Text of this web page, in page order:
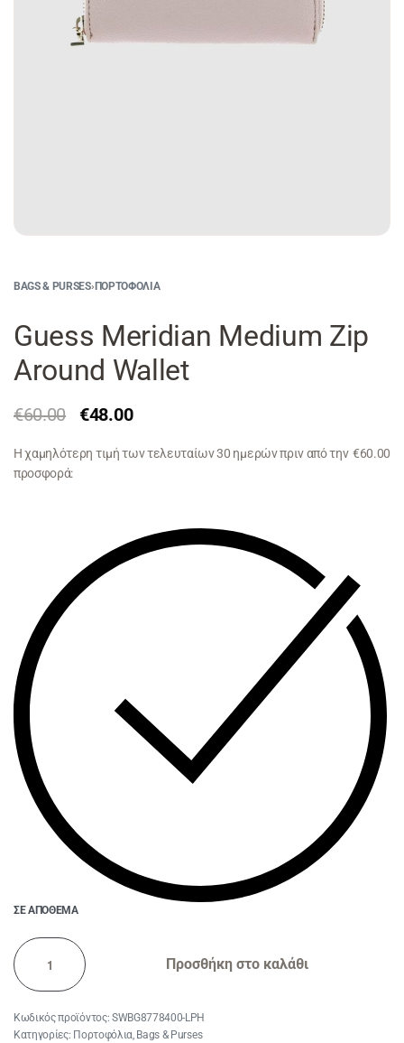
BAGS & PURSES› ΠΟΡΤΟΦΌΛΙΑ
Guess Meridian Medium Zip
Around Wallet
€60.00 €48.00
Η χαμηλότερη τιμή των τελευταίων 30 ημερών πριν από την
προσφορά:
€60.00
ΣΕ ΑΠΌΘΕΜΑ
Προσθήκη στο καλάθι
SWBG8778400-LPH
Κατηγορίες: Πορτοφόλια, Bags & Purses